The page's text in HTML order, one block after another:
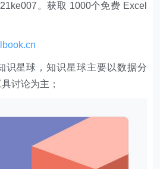
。获取 1000个免费 Excel
识星球，知识星球主要以数据分
讨论为主；